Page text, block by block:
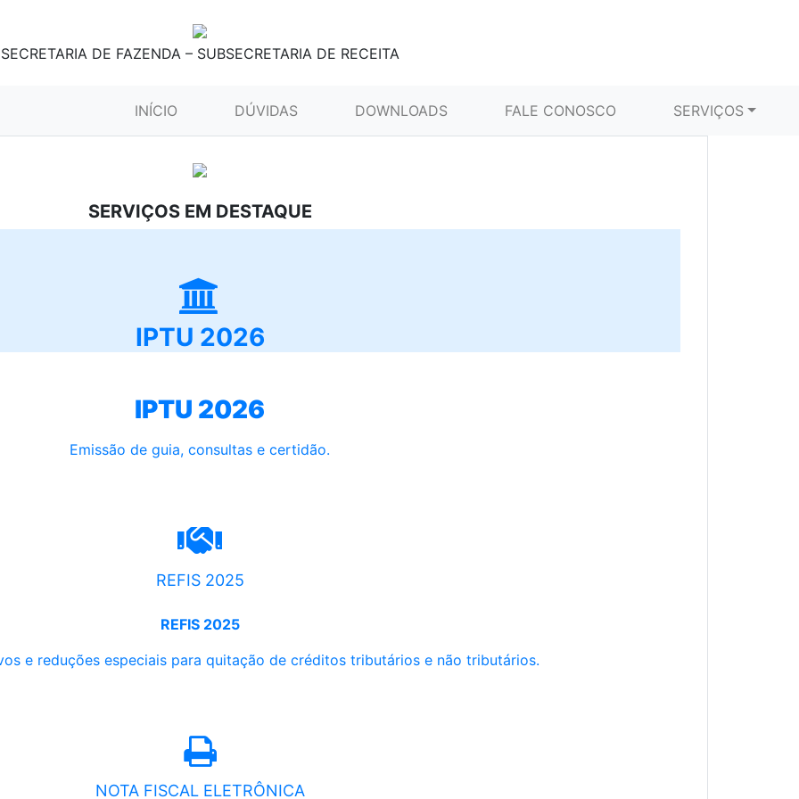
SECRETARIA DE FAZENDA – SUBSECRETARIA DE RECEITA
INÍCIO (CURRENT)DÚVIDAS DOWNLOADS FALE CONOSCO SERVIÇOS
SERVIÇOS EM DESTAQUE
IPTU 2026
IPTU 2026
Emissão de guia, consultas e certidão.
REFIS 2025
REFIS 2025
e reduções especiais para quitação de créditos tributários e não tributários.
NOTA FISCAL ELETRÔNICA